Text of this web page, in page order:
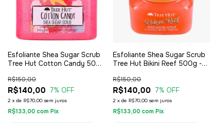
Esfoliante Shea Sugar Scrub
Tree Hut Cotton Candy 500g
R$140,00
R$150,00
7% OFF
2 x de R$70,00 sem juros
R$133,00 com Pix
Esfoliante Shea Sugar Scrub
Tree Hut Bikini Reef 500g -
R$140,00
R$150,00
7% OFF
2 x de R$70,00 sem juros
R$133,00 com Pix